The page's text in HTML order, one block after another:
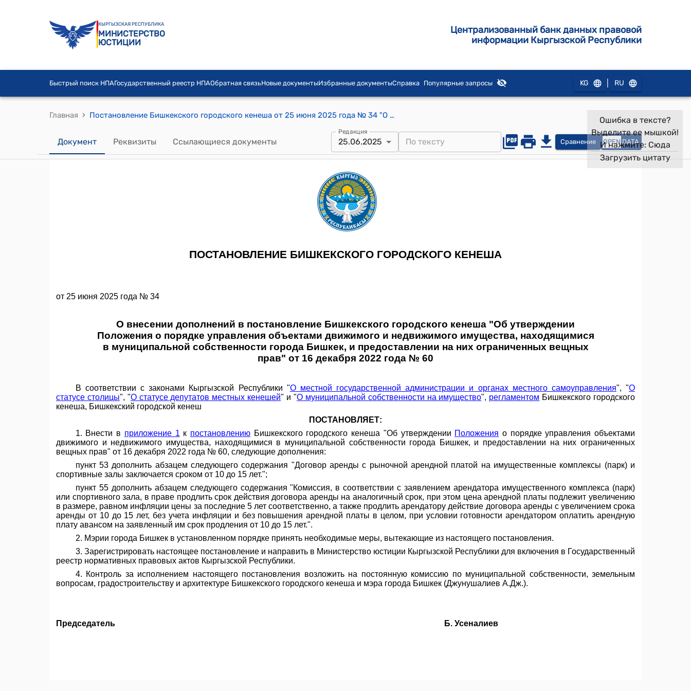
КЫРГЫЗСКАЯ РЕСПУБЛИКА
МИНИСТЕРСТВО
ЮСТИЦИИ
Централизованный банк данных правовой
информации Кыргызской Республики
Быстрый поиск НПАГосударственный реестр НПАОбратная связьНовые документыИзбранные документыСправка Популярные запросы KG RU
Главная › Постановление Бишкекского городского кенеша от 25 июня 2025 года № 34 "О внесении дополнений в постановление Бишкекского городского кенеша "Об утверждении Положения о порядке управления объектами движимого и недвижимого имущества, находящимися в муниципальной собственности города Бишкек, и предоставлении на них ограниченных вещных прав" от 16 декабря 2022 года № 60"
Документ Реквизиты Ссылающиеся документы
Редакция
25.06.2025 Сравнение OPEN DATA
Ошибка в тексте?
Выделите ее мышкой!
И нажмите: Сюда
Загрузить цитату